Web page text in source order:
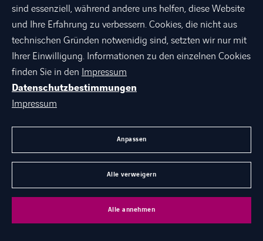
Wer wir sind und wie wir
entstanden sind
sind essenziell, während andere uns helfen, diese Website
und Ihre Erfahrung zu verbessern. Cookies, die nicht aus
technischen Gründen notwenidig sind, setzten wir nur mit
Ihrer Einwilligung. Informationen zu den einzelnen Cookies
finden Sie in den Impressum
Datenschutzbestimmungen
Impressum
Anpassen
Alle verweigern
Alle annehmen